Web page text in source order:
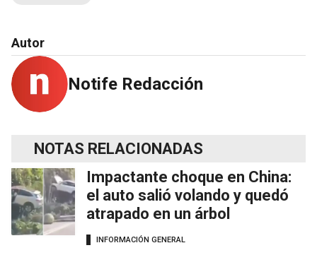
Autor
Notife Redacción
NOTAS RELACIONADAS
Impactante choque en China:
el auto salió volando y quedó
atrapado en un árbol
INFORMACIÓN GENERAL